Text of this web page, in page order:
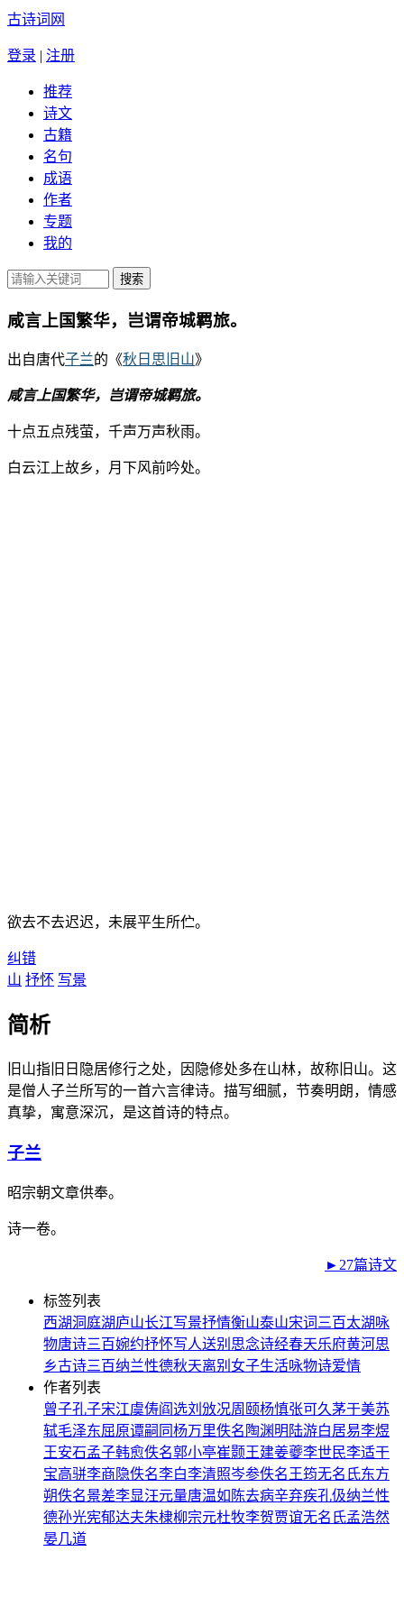
古诗词网
登录 | 注册
推荐
诗文
古籍
名句
成语
作者
专题
我的
咸言上国繁华，岂谓帝城羁旅。
出自唐代子兰的《秋日思旧山》
咸言上国繁华，岂谓帝城羁旅。
十点五点残萤，千声万声秋雨。
白云江上故乡，月下风前吟处。
欲去不去迟迟，未展平生所伫。
纠错
山 抒怀 写景
简析
旧山指旧日隐居修行之处，因隐修处多在山林，故称旧山。这
是僧人子兰所写的一首六言律诗。描写细腻，节奏明朗，情感
真挚，寓意深沉，是这首诗的特点。
子兰
昭宗朝文章供奉。
诗一卷。
►27篇诗文
标签列表
西湖洞庭湖庐山长江写景抒情衡山泰山宋词三百太湖 咏
物唐诗三百婉约抒怀写人送别 思念诗经春天乐府黄河思
乡古诗三百纳兰性德秋天离别 女子生活咏物诗爱情
作者列表
曾子孔子宋江虞俦阎选刘攽况周颐杨慎张可久茅于美苏
轼毛泽东屈原谭嗣同杨万里佚名 陶渊明 陆游白居易李煜
王安石孟子韩愈佚名郭小亭崔颢王建姜夔李世民李适干
宝高骈李商隐佚名李白李清照岑参佚名 王筠无名氏东方
朔佚名景差李显汪元量唐温如 陈去病辛弃疾孔伋纳兰性
德孙光宪郁达夫朱棣柳宗元杜牧李贺贾谊无名氏孟浩然
晏几道